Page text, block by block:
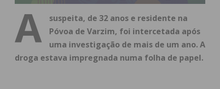
A
suspeita, de 32 anos e residente na
Póvoa de Varzim, foi intercetada após
uma investigação de mais de um ano. A
droga estava impregnada numa folha de papel.